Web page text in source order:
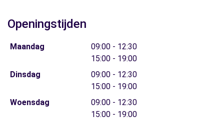
Openingstijden
Maandag
09:00 - 12:30
15:00 - 19:00
Dinsdag
09:00 - 12:30
15:00 - 19:00
Woensdag
09:00 - 12:30
15:00 - 19:00